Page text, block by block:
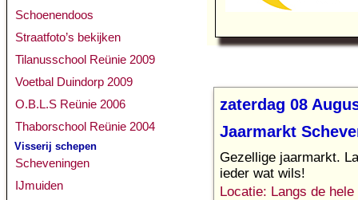
Schoenendoos
Straatfoto’s bekijken
Tilanusschool Reünie 2009
Voetbal Duindorp 2009
O.B.L.S Reünie 2006
Thaborschool Reünie 2004
Visserij schepen
Scheveningen
IJmuiden
zaterdag 08
Jaarmarkt
Gezellige jaarmarkt.
ieder wat wils!
Locatie: Langs de